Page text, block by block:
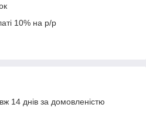
10% на р/р
14 днів за домовленістю